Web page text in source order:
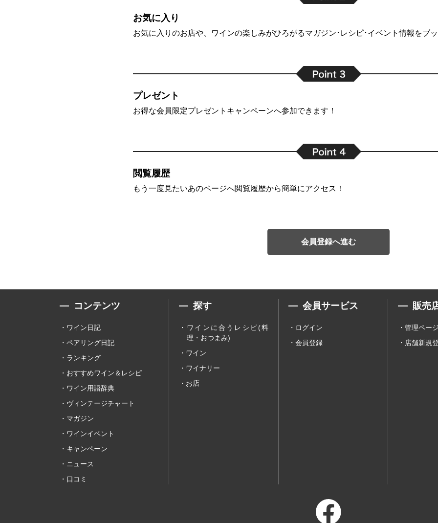
お気に入り
お気に入りのお店や、ワインの楽しみがひろがるマガジン･レシピ･イベント情報をブ
プレゼント
お得な会員限定プレゼントキャンペーンへ参加できます！
閲覧履歴
もう一度見たいあのページへ閲覧履歴から簡単にアクセス！
会員登録へ進む
コンテンツ
ワイン日記
ペアリング日記
ランキング
おすすめワイン＆レシピ
ワイン用語辞典
ヴィンテージチャート
マガジン
ワインイベント
キャンペーン
ニュース
口コミ
探す
ワインに合うレシピ(料
理・おつまみ)
ワイン
ワイナリー
お店
会員サービス
ログイン
会員登録
販売
管理ペー
店舗新規